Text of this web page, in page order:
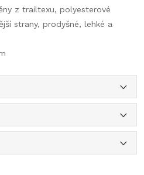
z trailtexu, polyesterové
strany, prodyšné, lehké a